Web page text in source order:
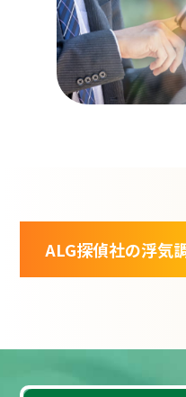
ALG探偵社の浮気